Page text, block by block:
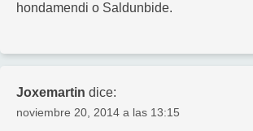
hondamendi o Saldunbide.
Joxemartin dice:
noviembre 20, 2014 a las 13:15